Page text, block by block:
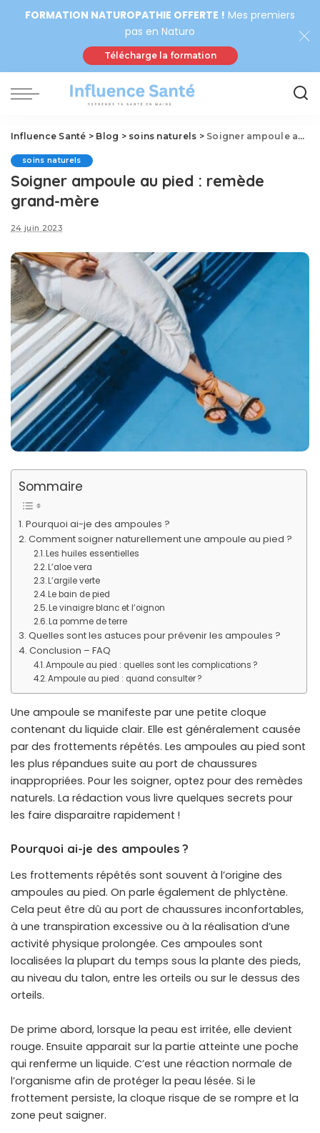
FORMATION NATUROPATHIE OFFERTE ! Mes premiers
pas en Naturo
Télécharge la formation
Influence Santé > Blog > soins naturels > Soigner ampoule au pied : remède grand-mère
soins naturels
Soigner ampoule au pied : remède
grand-mère
24 juin 2023
Sommaire
Pourquoi ai-je des ampoules ?
Comment soigner naturellement une ampoule au pied ?
Les huiles essentielles
L’aloe vera
L’argile verte
Le bain de pied
Le vinaigre blanc et l’oignon
La pomme de terre
Quelles sont les astuces pour prévenir les ampoules ?
Conclusion – FAQ
Ampoule au pied : quelles sont les complications ?
Ampoule au pied : quand consulter ?
Une ampoule se manifeste par une petite cloque
contenant du liquide clair. Elle est généralement causée
par des frottements répétés. Les ampoules au pied sont
les plus répandues suite au port de chaussures
inappropriées. Pour les soigner, optez pour des remèdes
naturels. La rédaction vous livre quelques secrets pour
les faire disparaitre rapidement !
Pourquoi ai-je des ampoules ?
Les frottements répétés sont souvent à l’origine des
ampoules au pied. On parle également de phlyctène.
Cela peut être dû au port de chaussures inconfortables,
à une transpiration excessive ou à la réalisation d’une
activité physique prolongée. Ces ampoules sont
localisées la plupart du temps sous la plante des pieds,
au niveau du talon, entre les orteils ou sur le dessus des
orteils.
De prime abord, lorsque la peau est irritée, elle devient
rouge. Ensuite apparait sur la partie atteinte une poche
qui renferme un liquide. C’est une réaction normale de
l’organisme afin de protéger la peau lésée. Si le
frottement persiste, la cloque risque de se rompre et la
zone peut saigner.